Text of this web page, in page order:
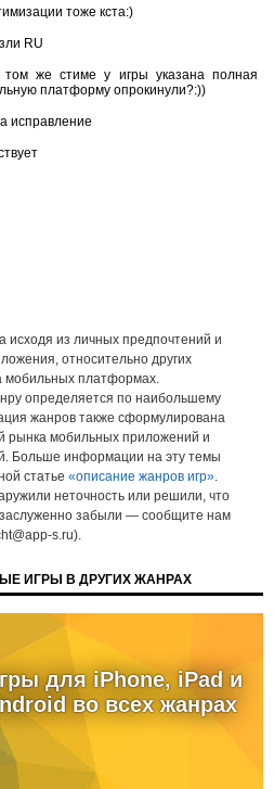
тоже кста:)
RU
же стиме у игры указана полная
платформу опрокинули?:))
исправление
исходя из личных предпочтений и
относительно других
мобильных платформах.
определяется по наибольшему
жанров также сформулирована
рынка мобильных приложений и
Больше информации на эту темы
статье «описание жанров игр».
неточность или решили, что
забыли — сообщите нам
s.ru).
ИГРЫ В ДРУГИХ ЖАНРАХ
для iPhone, iPad и
во всех жанрах